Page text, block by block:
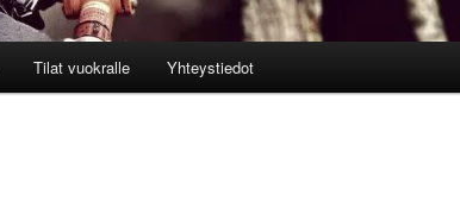
Tilat vuokralle Yhteystiedot